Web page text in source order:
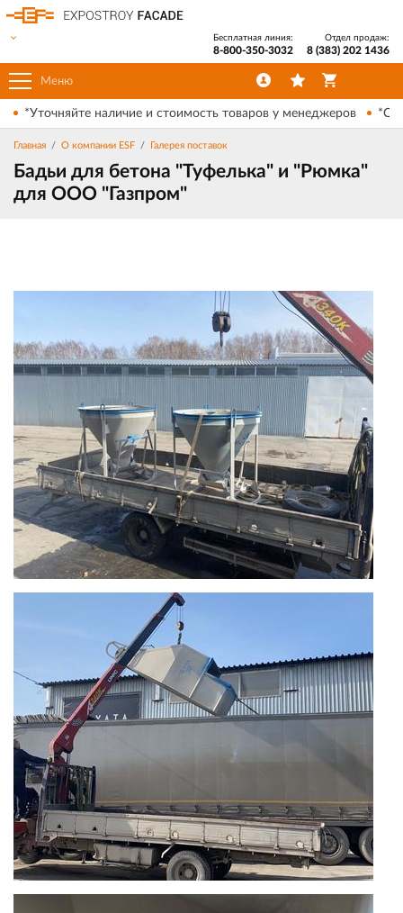
Меню
Бесплатная линия:
8-800-350-3032
Отдел продаж:
8 (383) 202 1436
*Уточняйте наличие и стоимость товаров у менеджеров
Главная О компании ESF Галерея поставок
Бадьи для бетона "Туфелька" и "Рюмка"
для ООО "Газпром"